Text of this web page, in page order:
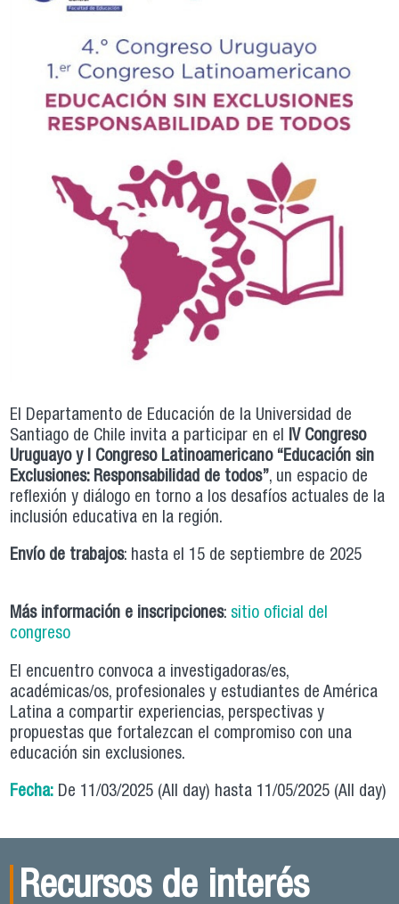
El Departamento de Educación de la Universidad de
Santiago de Chile invita a participar en el IV Congreso
Uruguayo y I Congreso Latinoamericano “Educación sin
Exclusiones: Responsabilidad de todos”, un espacio de
reflexión y diálogo en torno a los desafíos actuales de la
inclusión educativa en la región.
Envío de trabajos: hasta el 15 de septiembre de 2025
Más información e inscripciones:sitio oficial del
congreso
El encuentro convoca a investigadoras/es,
académicas/os, profesionales y estudiantes de América
Latina a compartir experiencias, perspectivas y
propuestas que fortalezcan el compromiso con una
educación sin exclusiones.
Fecha: De 11/03/2025 (All day) hasta 11/05/2025 (All day)
Recursos de interés